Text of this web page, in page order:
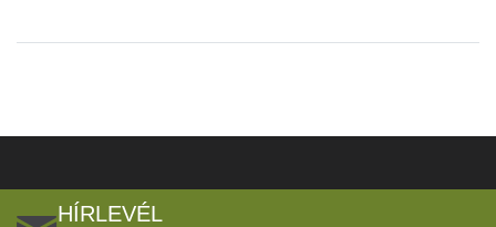
HÍRLEVÉL